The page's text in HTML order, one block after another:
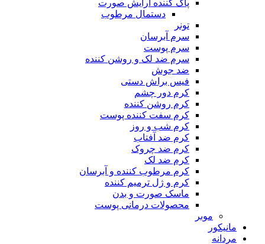
پاک کننده آرایش صورت
دستمال مرطوب
تونر
سرم آبرسان
سرم پوست
سرم ضد لک و روشن کننده
ضد جوش
فیس براش دستی
کرم دور چشم
کرم روشن کننده
کرم سفت کننده پوست
کرم شب و روز
کرم ضد آفتاب
کرم ضد چروک
کرم ضد لک
کرم مرطوب کننده و آبرسان
کرم و ژل ترمیم کننده
ماسک صورت و بدن
محصولات درمانی پوست
موبر
مانیکور
مردانه